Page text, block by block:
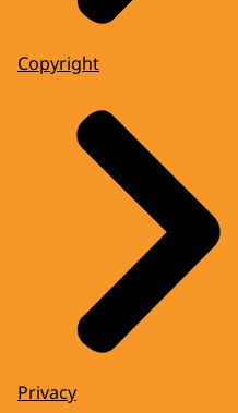
Copyright
Privacy